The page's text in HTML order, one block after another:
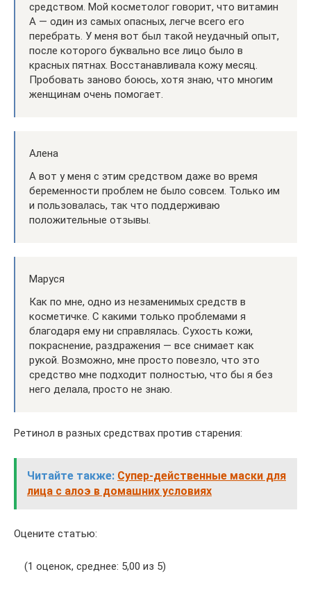
средством. Мой косметолог говорит, что витамин
А — один из самых опасных, легче всего его
перебрать. У меня вот был такой неудачный опыт,
после которого буквально все лицо было в
красных пятнах. Восстанавливала кожу месяц.
Пробовать заново боюсь, хотя знаю, что многим
женщинам очень помогает.
Алена
А вот у меня с этим средством даже во время
беременности проблем не было совсем. Только им
и пользовалась, так что поддерживаю
положительные отзывы.
Маруся
Как по мне, одно из незаменимых средств в
косметичке. С какими только проблемами я
благодаря ему ни справлялась. Сухость кожи,
покраснение, раздражения — все снимает как
рукой. Возможно, мне просто повезло, что это
средство мне подходит полностью, что бы я без
него делала, просто не знаю.
Ретинол в разных средствах против старения:
Читайте также: Супер-действенные маски для
лица с алоэ в домашних условиях
Оцените статью:
(1 оценок, среднее: 5,00 из 5)